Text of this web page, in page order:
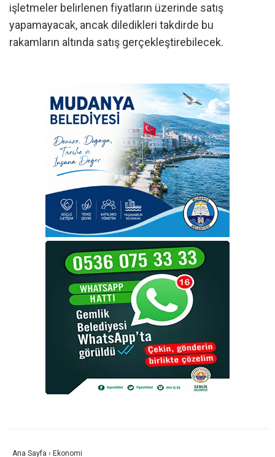
işletmeler belirlenen fiyatların üzerinde satış
yapamayacak, ancak diledikleri takdirde bu
rakamların altında satış gerçekleştirebilecek.
Ana Sayfa › Ekonomi